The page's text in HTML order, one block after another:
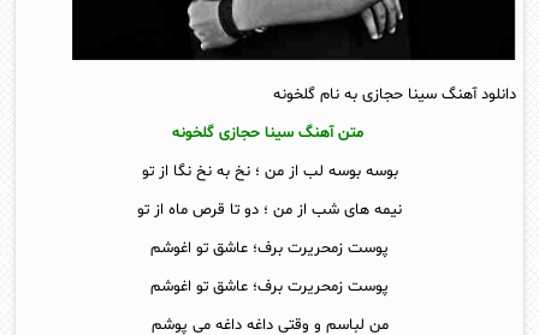
دانلود آهنگ سینا حجازی به نام گلخونه
متن آهنگ سینا حجازی گلخونه
بوسه بوسه لب از من ؛ نخ به نخ نگا از تو
نیمه های شب از من ؛ دو تا قرص ماه از تو
پوست زمحریرت برف؛ عاشق تو اغوشم
پوست زمحریرت برف؛ عاشق تو اغوشم
من لباسم و وقتی داغه داغه می پوشم